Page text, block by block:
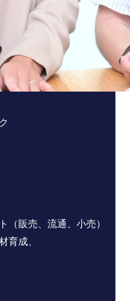
（販売、流通、小売）
育成、